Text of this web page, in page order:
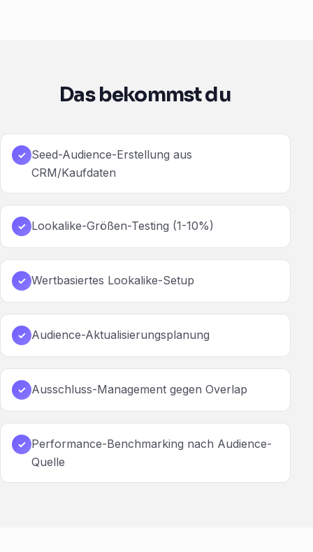
Das bekommst du
✓ Seed-Audience-Erstellung aus
CRM/Kaufdaten
✓ Lookalike-Größen-Testing (1-10%)
✓ Wertbasiertes Lookalike-Setup
✓ Audience-Aktualisierungsplanung
✓ Ausschluss-Management gegen Overlap
✓ Performance-Benchmarking nach Audience-
Quelle